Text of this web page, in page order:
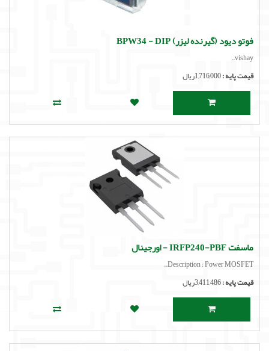
لوازم صوتی حرفه ای
مالتی مدیا
فوتو دیود (گیرنده لیزر) BPW34 - DIP
vishay..
قیمت پایه :1,716,000ریال
ماسفت IRFP240-PBF - اورجینال
Description : Power MOSFET..
قیمت پایه :3,411,486ریال